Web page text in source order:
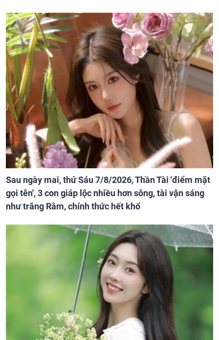
Sau ngày mai, thứ Sáu 7/8/2026, Thần Tài 'điểm mặt
gọi tên', 3 con giáp lộc nhiều hơn sông, tài vận sáng
như trăng Rằm, chính thức hết khổ